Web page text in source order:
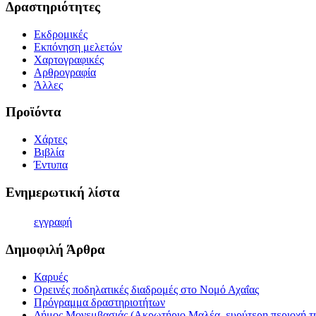
Δραστηριότητες
Εκδρομικές
Εκπόνηση μελετών
Χαρτογραφικές
Αρθρογραφία
Άλλες
Προϊόντα
Χάρτες
Βιβλία
Έντυπα
Ενημερωτική λίστα
εγγραφή
Δημοφιλή Άρθρα
Καρυές
Ορεινές ποδηλατικές διαδρομές στο Νομό Αχαΐας
Πρόγραμμα δραστηριοτήτων